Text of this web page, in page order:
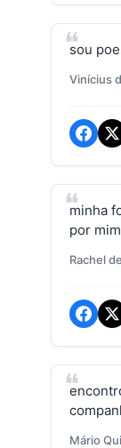
sou
Vinícius
minha
por
Rachel
Mário